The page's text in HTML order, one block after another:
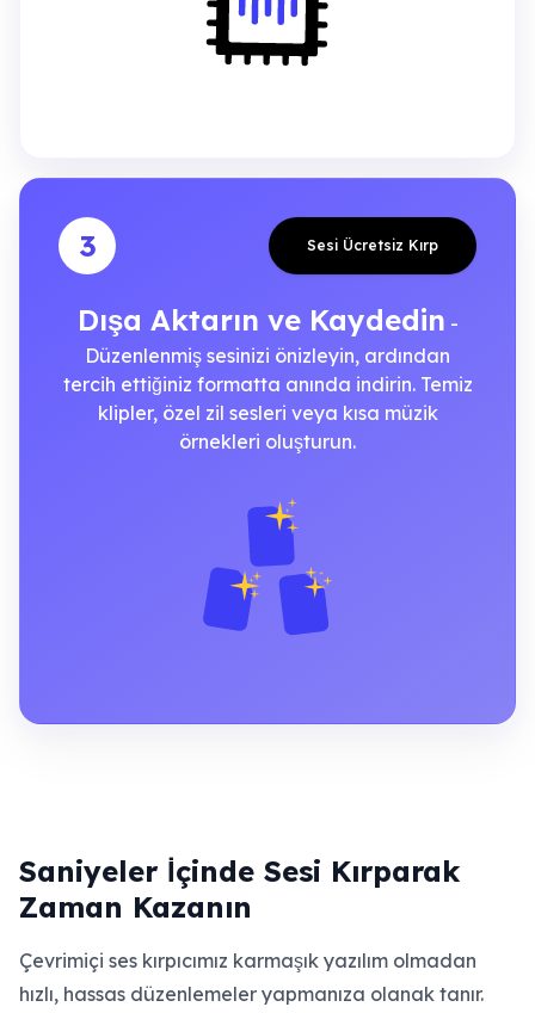
3 Sesi Ücretsiz Kırp
Dışa Aktarın ve Kaydedin -
Düzenlenmiş sesinizi önizleyin, ardından
tercih ettiğiniz formatta anında indirin. Temiz
klipler, özel zil sesleri veya kısa müzik
örnekleri oluşturun.
Saniyeler İçinde Sesi Kırparak
Zaman Kazanın
Çevrimiçi ses kırpıcımız karmaşık yazılım olmadan
hızlı, hassas düzenlemeler yapmanıza olanak tanır.